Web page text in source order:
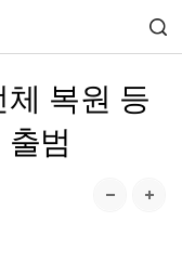
복원 등
범